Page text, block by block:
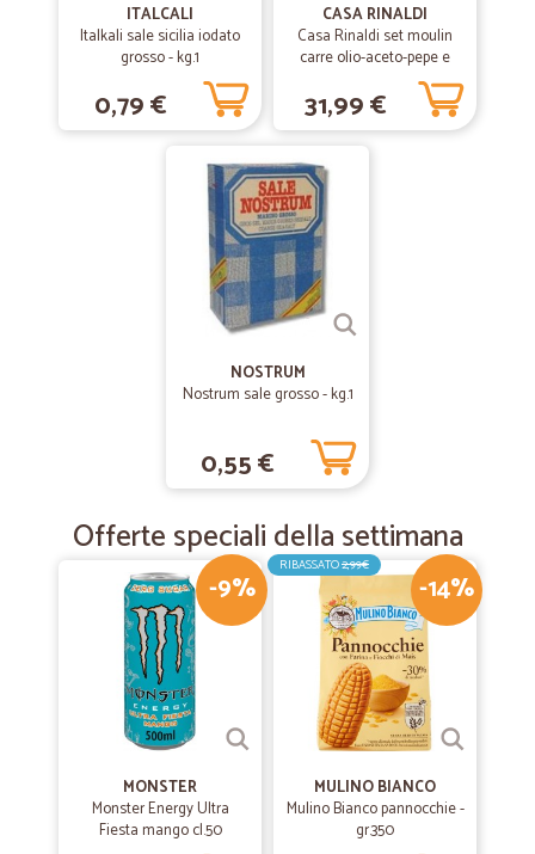
—Garofano M.
Acquisto eccellente.
ITALCALI
Italkali sale sicilia iodato
grosso - kg.1
0,79 €
CASA RINALDI
Casa Rinaldi set moulin
carre olio-aceto-pepe e
31,99 €
NOSTRUM
Nostrum sale grosso - kg.1
0,55 €
Offerte speciali della settimana
-9%
MONSTER
Monster Energy Ultra
Fiesta mango cl.50
-14%
RIBASSATO2,99€
MULINO BIANCO
Mulino Bianco pannocchie -
gr.350